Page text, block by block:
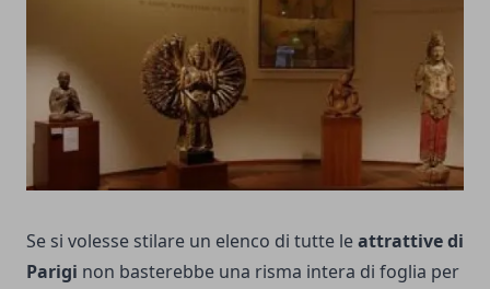
Se si volesse stilare un elenco di tutte leattrattive di
Parigi non basterebbe una risma intera di foglia per